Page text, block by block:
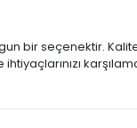
bir seçenektir.